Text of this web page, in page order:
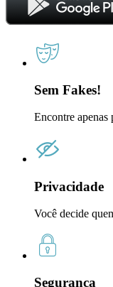
Sem Fakes!
Encontre apenas
Privacidade
Você decide
Segurança